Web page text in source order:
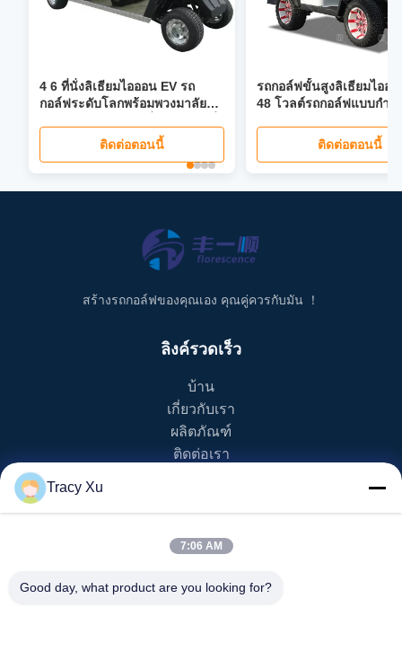
4 6 ที่นั่งลิเธียมไอออน EV รถ
กอล์ฟระดับโลกพร้อมพวงมาลัย
พับได้หน้าจอ LCD ไฟหน้า LED
ติดต่อตอนนี้
รถกอล์ฟขั้นสูงลิเธียมไอออ
48 โวลต์รถกอล์ฟแบบกำห
ติดต่อตอนนี้
สร้างรถกอล์ฟของคุณเอง คุณคู่ควรกับมัน ！
ลิงค์รวดเร็ว
บ้าน
เกี่ยวกับเรา
ผลิตภัณฑ์
ติดต่อเรา
รถกอล์ฟ EV
รถกอล์ฟ LSV
Tracy Xu
7:06 AM
Good day, what product are you looking for?